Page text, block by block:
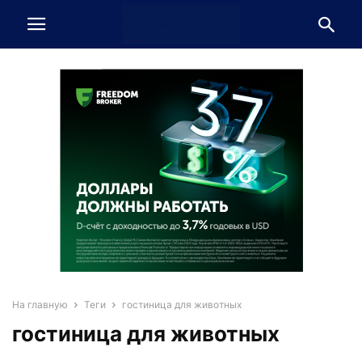
На главную Теги гостиница для животных
гостиница для животных